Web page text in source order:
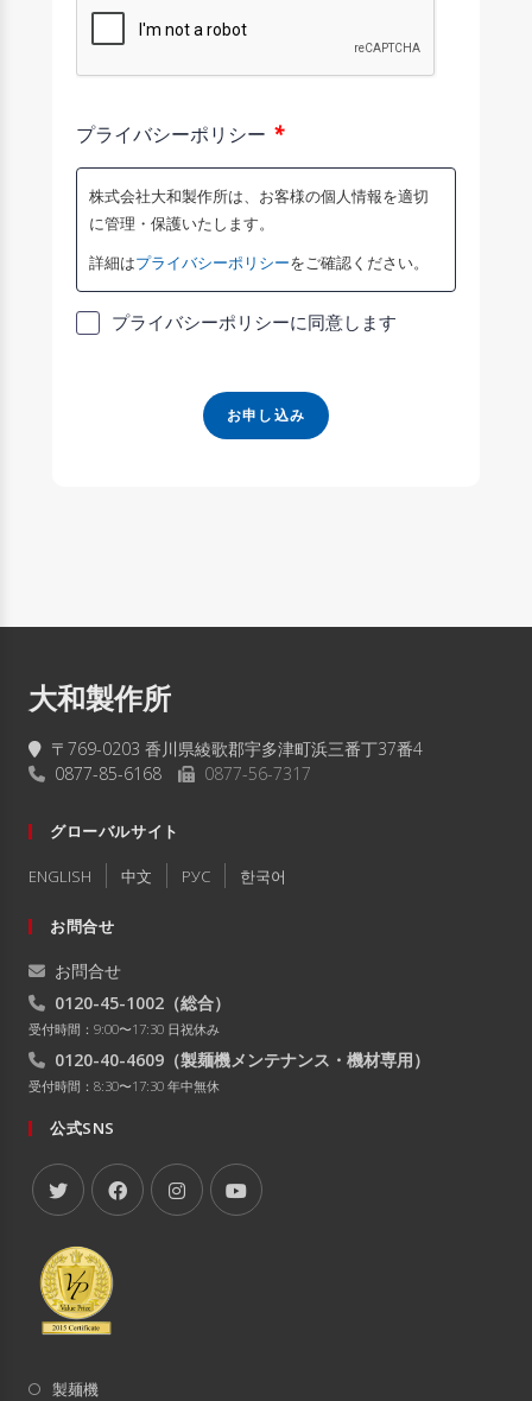
プライバシーポリシー *
株式会社大和製作所は、お客様の個人情報を適切
に管理・保護いたします。
詳細はプライバシーポリシーをご確認ください。
プライバシーポリシーに同意します
お申し込み
大和製作所
〒769-0203 香川県綾歌郡宇多津町浜三番丁37番4
0877-85-6168
0877-56-7317
グローバルサイト
ENGLISH 中文 РУC 한국어
お問合せ
お問合せ
0120-45-1002 （総合）
受付時間：9:00〜17:30 日祝休み
0120-40-4609 （製麺機メンテナンス・機材専用）
受付時間：8:30〜17:30 年中無休
公式SNS
製麺機